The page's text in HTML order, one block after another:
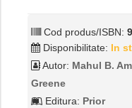
Cod produs/ISBN:
Disponibilitate: In
Autor: Mahul B.
Greene
Editura: Prior